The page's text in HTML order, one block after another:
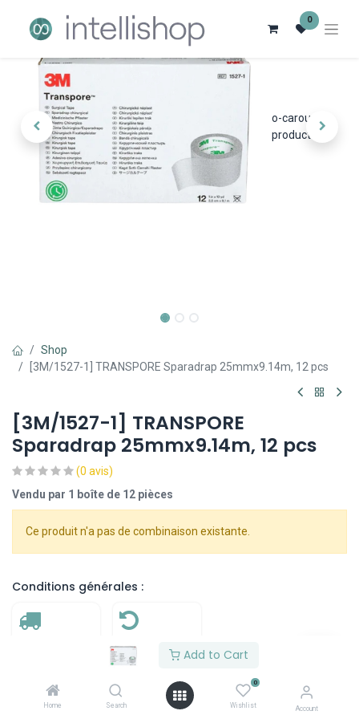
Add to Cart
Home Search
0
Wishlist Account
0
o-carousel-
product
Shop
[3M/1527-1] TRANSPORE Sparadrap 25mmx9.14m, 12 pcs
[3M/1527-1] TRANSPORE
Sparadrap 25mmx9.14m, 12 pcs
(0 avis)
Vendu par 1 boîte de 12 pièces
Ce produit n'a pas de combinaison existante.
Conditions générales :
ouvrables
Retour :
possible